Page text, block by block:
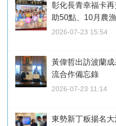
彰化長青幸福卡
助50點、10月農
2026-07-23 15:54
黃偉哲出訪波蘭
流合作備忘錄
2026-07-23 11:14
東勢新丁粄揚名